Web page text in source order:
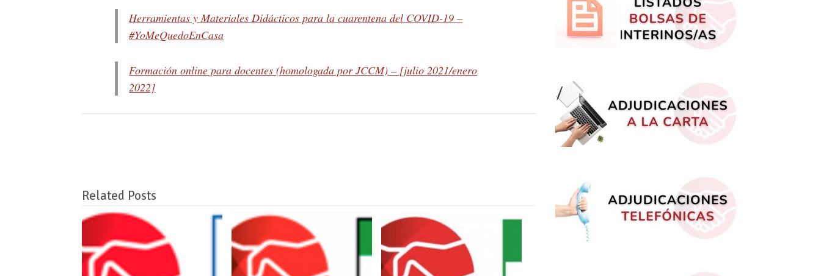
Herramientas y Materiales Didácticos para la cuarentena del COVID-19 –
#YoMeQuedoEnCasa
Formación online para docentes (homologada por JCCM) – [julio 2021/enero
2022]
Related Posts